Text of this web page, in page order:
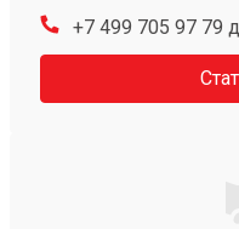
+7 499 705 97 79